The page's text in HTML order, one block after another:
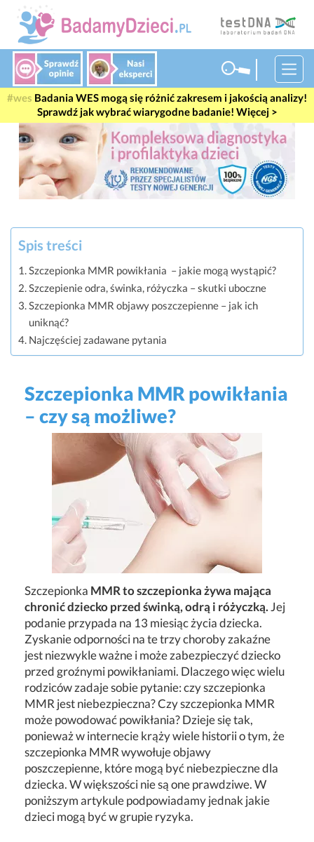
Badania WES mogą się różnić zakresem i jakością analizy!
Sprawdź jak wybrać wiarygodne badanie! Więcej >
Szczepionka MMR powikłania
– czy są możliwe?
Szczepionka MMR to szczepionka żywa mająca
chronić dziecko przed świnką, odrą i różyczką.Jej
podanie przypada na 13 miesiąc życia dziecka.
Zyskanie odporności na te trzy choroby zakaźne
jest niezwykle ważne i może zabezpieczyć dziecko
przed groźnymi powikłaniami. Dlaczego więc wielu
rodziców zadaje sobie pytanie: czy szczepionka
MMR jest niebezpieczna? Czy szczepionka MMR
może powodować powikłania? Dzieje się tak,
ponieważ w internecie krąży wiele historii o tym, że
szczepionka MMR wywołuje objawy
poszczepienne, które mogą być niebezpieczne dla
dziecka. W większości nie są one prawdziwe. W
poniższym artykule podpowiadamy jednak jakie
dzieci mogą być w grupie ryzyka.
Spis treści
Szczepionka MMR powikłania – jakie mogą wystąpić?
Szczepienie odra, świnka, różyczka – skutki uboczne
Szczepionka MMR objawy poszczepienne – jak ich
uniknąć?
Najczęściej zadawane pytania